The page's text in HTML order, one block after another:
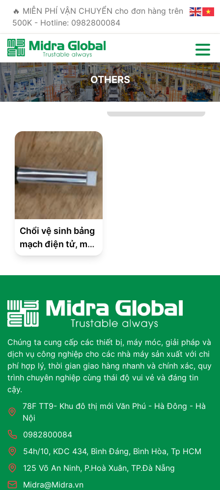
🔥 MIỄN PHÍ VẬN CHUYỂN cho đơn hàng trên
500K - Hotline: 0982800084
OTHERS
Chổi vệ sinh bảng
mạch điện tử, máy
tính
Chúng ta cung cấp các thiết bị, máy móc, giải pháp và
dịch vụ công nghiệp cho các nhà máy sản xuất với chi
phí hợp lý, thời gian giao hàng nhanh và chính xác, quy
trình chuyên nghiệp cùng thái độ vui vẻ và đáng tin
cậy.
78F TT9- Khu đô thị mới Văn Phú - Hà Đông - Hà
Nội
0982800084
54h/10, KDC 434, Bình Đáng, Bình Hòa, Tp HCM
125 Võ An Ninh, P.Hoà Xuân, TP.Đà Nẵng
Midra@Midra.vn